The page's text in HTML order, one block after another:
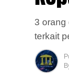
3 orang
terkait